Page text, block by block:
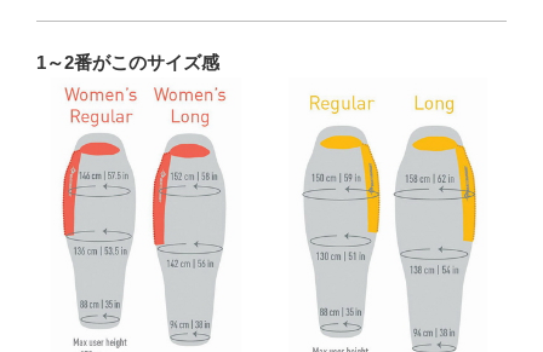
1～2番がこのサイズ感